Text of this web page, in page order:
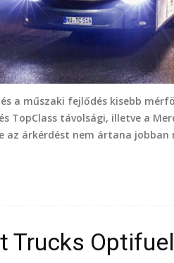
a műszaki fejlődés kisebb
TopClass távolsági, illetve a
az árkérdést nem ártana jobban
Trucks